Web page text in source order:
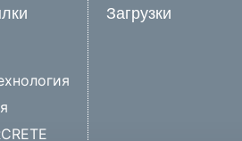
Загрузки